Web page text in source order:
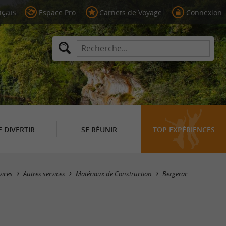
Espace Pro Carnets de Voyage Connexion
DIVERTIR SE RÉUNIR TOP EXPÉRIENCES
Masquer la carte
Autres services Matériaux de Construction Bergerac